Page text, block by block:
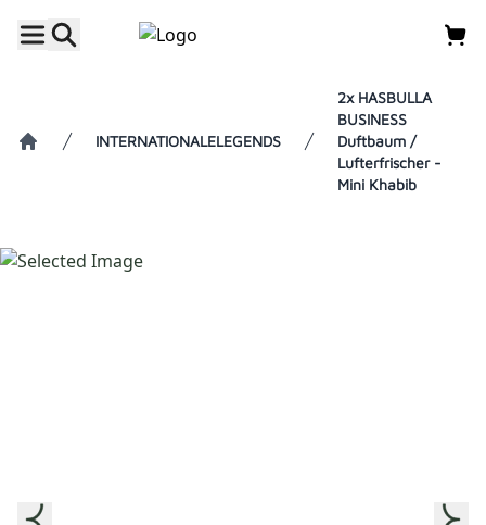
INTERNATIONALELEGENDS
2x HASBULLA
BUSINESS
Duftbaum /
Lufterfrischer -
Mini Khabib